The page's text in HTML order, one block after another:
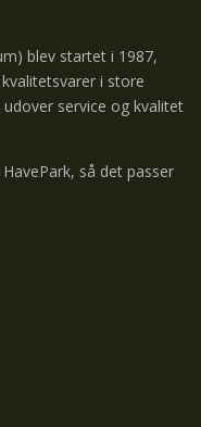
blev startet i 1987,
i store
service og kvalitet
så det passer